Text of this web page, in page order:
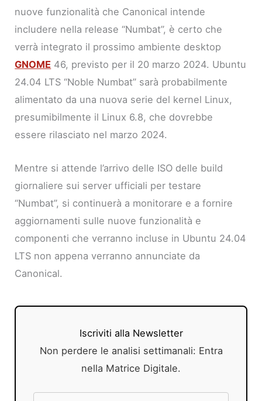
nuove funzionalità che Canonical intende
includere nella release “Numbat”, è certo che
verrà integrato il prossimo ambiente desktop
GNOME 46, previsto per il 20 marzo 2024. Ubuntu
24.04 LTS “Noble Numbat” sarà probabilmente
alimentato da una nuova serie del kernel Linux,
presumibilmente il Linux 6.8, che dovrebbe
essere rilasciato nel marzo 2024.
Mentre si attende l’arrivo delle ISO delle build
giornaliere sui server ufficiali per testare
“Numbat”, si continuerà a monitorare e a fornire
aggiornamenti sulle nuove funzionalità e
componenti che verranno incluse in Ubuntu 24.04
LTS non appena verranno annunciate da
Canonical.
Iscriviti alla Newsletter
Non perdere le analisi settimanali: Entra
nella Matrice Digitale.